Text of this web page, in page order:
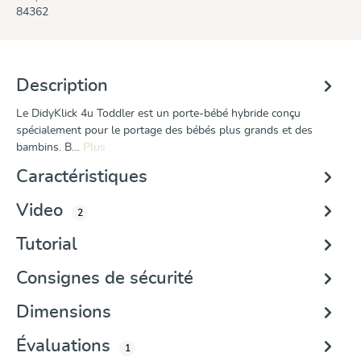
84362
Description
Le DidyKlick 4u Toddler est un porte-bébé hybride conçu
spécialement pour le portage des bébés plus grands et des
bambins. B… Plus
Caractéristiques
Video
2
Tutorial
Consignes de sécurité
Dimensions
Évaluations
1